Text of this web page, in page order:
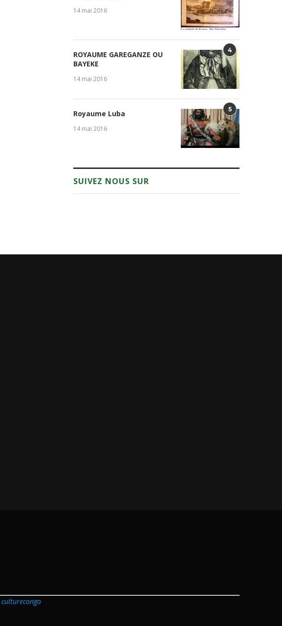
14 mai 2016
4
ROYAUME GAREGANZE OU
BAYEKE
14 mai 2016
5
Royaume Luba
14 mai 2016
SUIVEZ NOUS SUR
culturecongo